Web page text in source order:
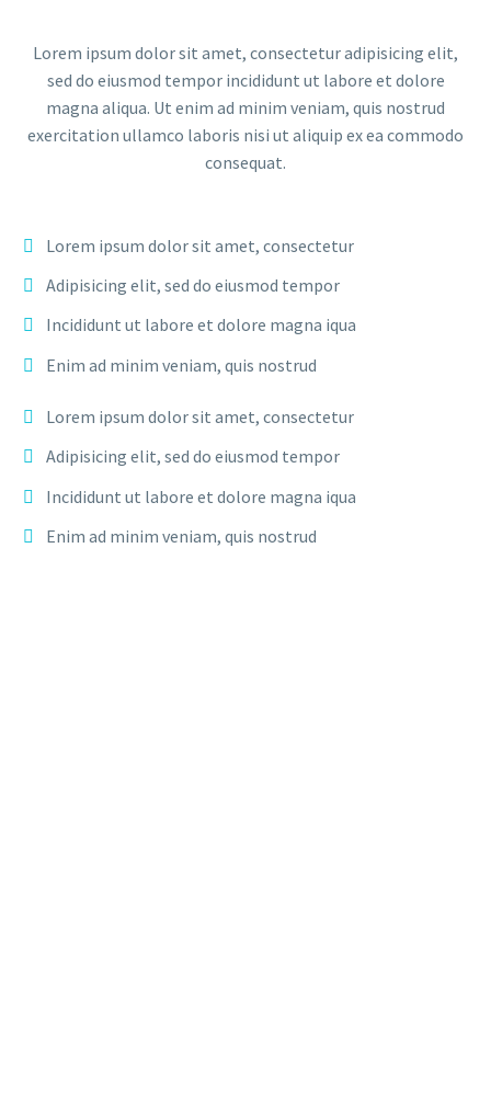
Lorem ipsum dolor sit amet, consectetur adipisicing elit,
sed do eiusmod tempor incididunt ut labore et dolore
magna aliqua. Ut enim ad minim veniam, quis nostrud
exercitation ullamco laboris nisi ut aliquip ex ea commodo
consequat.
Lorem ipsum dolor sit amet, consectetur
Adipisicing elit, sed do eiusmod tempor
Incididunt ut labore et dolore magna iqua
Enim ad minim veniam, quis nostrud
Lorem ipsum dolor sit amet, consectetur
Adipisicing elit, sed do eiusmod tempor
Incididunt ut labore et dolore magna iqua
Enim ad minim veniam, quis nostrud